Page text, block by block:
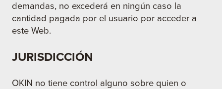
demandas, no excederá en ningún caso la
cantidad pagada por el usuario por acceder a
este Web.
JURISDICCIÓN
OKIN no tiene control alguno sobre quien o